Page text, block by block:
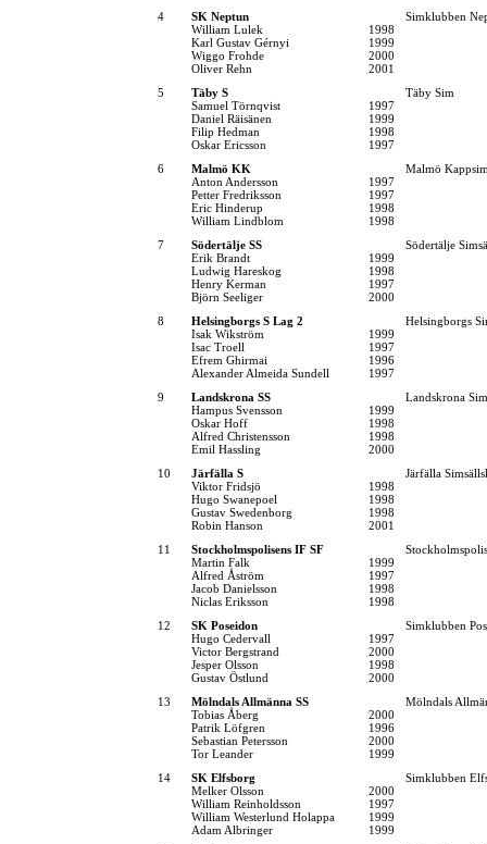
4
SK Neptun
Simklubben
William Lulek
1998
Karl Gustav Gérnyi
1999
Wiggo Frohde
2000
Oliver Rehn
2001
5
Täby S
Täby Sim
Samuel Törnqvist
1997
Daniel Räisänen
1999
Filip Hedman
1998
Oskar Ericsson
1997
6
Malmö KK
Malmö
Anton Andersson
1997
Petter Fredriksson
1997
Eric Hinderup
1998
William Lindblom
1998
7
Södertälje SS
Södertälje
Erik Brandt
1999
Ludwig Hareskog
1998
Henry Kerman
1997
Björn Seeliger
2000
8
Helsingborgs S Lag 2
Helsingborgs
Isak Wikström
1999
Isac Troell
1997
Efrem Ghirmai
1996
Alexander Almeida Sundell
1997
9
Landskrona SS
Landskrona
Hampus Svensson
1999
Oskar Hoff
1998
Alfred Christensson
1998
Emil Hassling
2000
10
Järfälla S
Järfälla
Viktor Fridsjö
1998
Hugo Swanepoel
1998
Gustav Swedenborg
1998
Robin Hanson
2001
11
Stockholmspolisens IF SF
Martin Falk
1999
Alfred Åström
1997
Jacob Danielsson
1998
Niclas Eriksson
1998
12
SK Poseidon
Simklubben
Hugo Cedervall
1997
Victor Bergstrand
2000
Jesper Olsson
1998
Gustav Östlund
2000
13
Mölndals Allmänna SS
Mölndals
Tobias Åberg
2000
Patrik Löfgren
1996
Sebastian Petersson
2000
Tor Leander
1999
14
SK Elfsborg
Simklubben
Melker Olsson
2000
William Reinholdsson
1997
William Westerlund Holappa
1999
Adam Albringer
1999